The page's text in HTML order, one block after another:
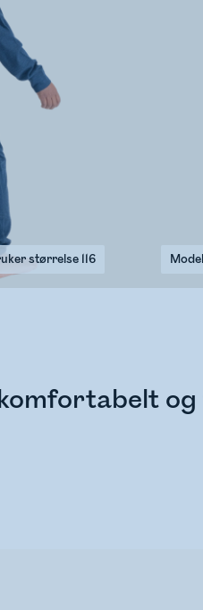
størrelse 116
og